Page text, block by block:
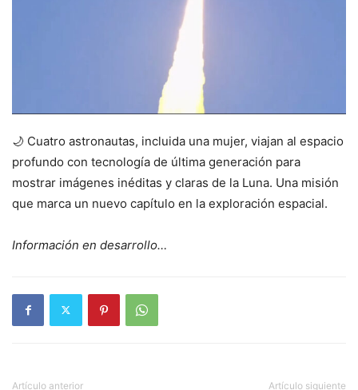
🌙 Cuatro astronautas, incluida una mujer, viajan al espacio
profundo con tecnología de última generación para
mostrar imágenes inéditas y claras de la Luna. Una misión
que marca un nuevo capítulo en la exploración espacial.
Información en desarrollo…
Artículo anterior Artículo siguiente